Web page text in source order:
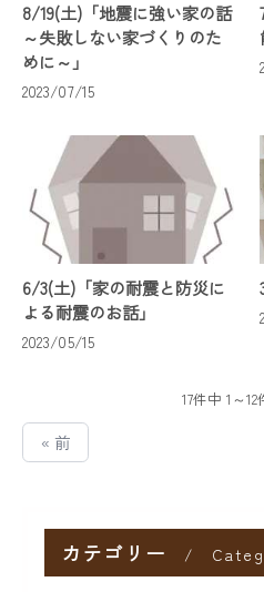
8/19(土)「地震に強い家の話
～失敗しない家づくりのた
めに～」
2023/07/15
6/3(土)「家の耐震と防災に
よる耐震のお話」
2023/05/15
17件中 1～
« 前
カテゴリー